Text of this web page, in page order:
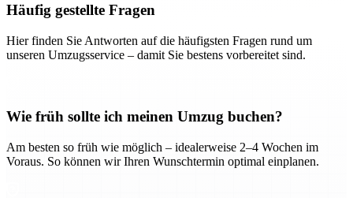
Häufig gestellte Fragen
Hier finden Sie Antworten auf die häufigsten Fragen rund um
unseren Umzugsservice – damit Sie bestens vorbereitet sind.
Wie früh sollte ich meinen Umzug buchen?
Am besten so früh wie möglich – idealerweise 2–4 Wochen im
Voraus. So können wir Ihren Wunschtermin optimal einplanen.